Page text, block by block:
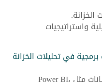
الخزانة.
واستراتيجيات
في تحليلات الخزانة